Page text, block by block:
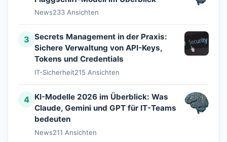
News233 Ansichten
3 Secrets Management in der Praxis:
Sichere Verwaltung von API-Keys,
Tokens und Credentials
IT-Sicherheit215 Ansichten
4
KI-Modelle 2026 im Überblick: Was
Claude, Gemini und GPT für IT-Teams
bedeuten
News211 Ansichten